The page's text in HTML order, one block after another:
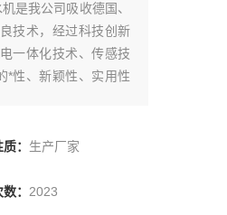
是我公司吸收德国、
技术，经过科技创新
一体化技术、传感技
*性、新颖性、实用性
： 生产厂家
： 2023